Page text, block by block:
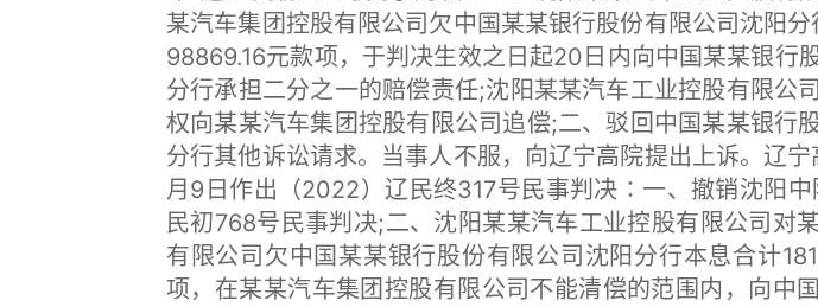
某汽车集团控股有限公司欠中国某某银行股份有限公司沈阳分
98869.16元款项，于判决生效之日起20日内向中国某某银行
分行承担二分之一的赔偿责任;沈阳某某汽车工业控股有限公
权向某某汽车集团控股有限公司追偿;二、驳回中国某某银行
分行其他诉讼请求。当事人不服，向辽宁高院提出上诉。辽
月9日作出（2022）辽民终317号民事判决∶一、撤销沈阳中
民初768号民事判决;二、沈阳某某汽车工业控股有限公司对
有限公司欠中国某某银行股份有限公司沈阳分行本息合计
项，在某某汽车集团控股有限公司不能清偿的范围内，向中